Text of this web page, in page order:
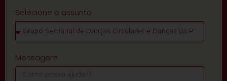
Selecione o assunto
Mensagem